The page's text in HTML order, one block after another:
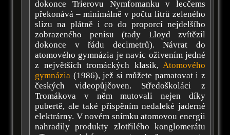
dokonce Trierovu Nymfomanku v lecčems
překonává – minimálně v počtu litrů zeleného
slizu na plátně i co do proporcí nejdelšího
zobrazeného penisu (tady Lloyd zvítězil
dokonce v řádu decimetrů). Návrat do
atomového gymnázia je navíc oživením jedné
z největších tromáckých klasik,Atomového
gymnázia (1986), jež si můžete pamatovat i z
českých videopůjčoven. Středoškoláci z
Tromákova v něm mutovali nejen díky
pubertě, ale také přispěním nedaleké jaderné
elektrárny. V novém snímku atomovou energii
nahradily produkty zlotřilého konglomerátu